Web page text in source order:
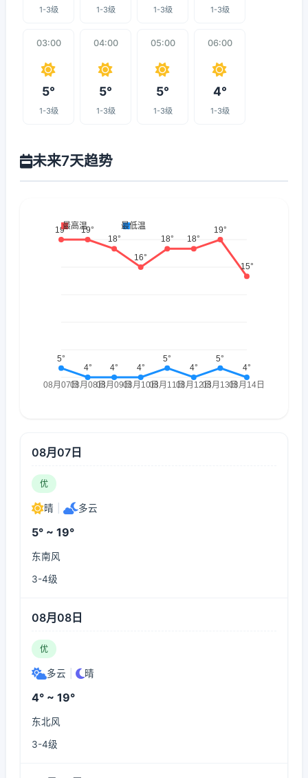
1-3级 1-3级 1-3级 1-3级
03:00
5°
1-3级
04:00
5°
1-3级
05:00
5°
1-3级
06:00
4°
1-3级
未来7天趋势
08月07日
优
晴 多云
5° ~ 19°
东南风
3-4级
08月08日
优
多云 晴
4° ~ 19°
东北风
3-4级